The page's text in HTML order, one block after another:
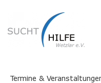
Termine &